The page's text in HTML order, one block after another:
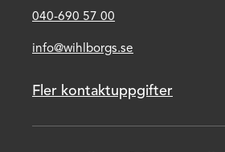
040-690 57 00
info@wihlborgs.se
Fler kontaktuppgifter